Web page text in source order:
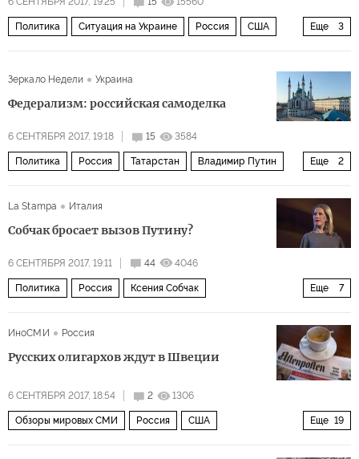
Еще 3
Политика Ситуация на Украине Россия США
Зеркало Недели Украина
Федерализм: российская самоделка
6 СЕНТЯБРЯ 2017, 19:18 15 3584
Еще 2
Политика Россия Татарстан Владимир Путин
La Stampa
Италия
Собчак бросает вызов Путину?
6 СЕНТЯБРЯ 2017, 19:11 44 4046
Еще 7
Политика Россия Ксения Собчак
Выборы президента России 2018 года
ИноСМИ Россия
Русских олигархов ждут в Швеции
6 СЕНТЯБРЯ 2017, 18:54 2 1306
Еще 19
Обзоры мировых СМИ Россия США